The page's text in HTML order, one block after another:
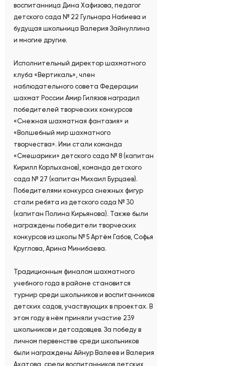
воспитанница Дина Хафизова, педагог
детского сада № 22 Гульнара Набиева и
будущая школьница Валерия Зайнуллина
и многие другие.
Исполнительный директор шахматного
клуба «Вертикаль», член
наблюдательного совета Федерации
шахмат России Амир Гилязов наградил
победителей творческих конкурсов
«Снежная шахматная фантазия» и
«Волшебный мир шахматного
творчества». Ими стали команда
«Смешарики» детского сада № 8 (капитан
Кирилл Корлыханов), команда детского
сада № 27 (капитан Михаил Бурцаев).
Победителями конкурса снежных фигур
стали ребята из детского сада № 30
(капитан Полина Кирьянова). Также были
награждены победители творческих
конкурсов из школы № 5 Артём Габов, Софья
Круглова, Арина Минибаева.
Традиционным финалом шахматного
учебного года в районе становится
турнир среди школьников и воспитанников
детских садов, участвующих в проектах. В
этом году в нём приняли участие 239
школьников и детсадовцев. За победу в
личном первенстве среди школьников
были награждены Айнур Валеев и Валерия
Ахатова, среди воспитанников детских